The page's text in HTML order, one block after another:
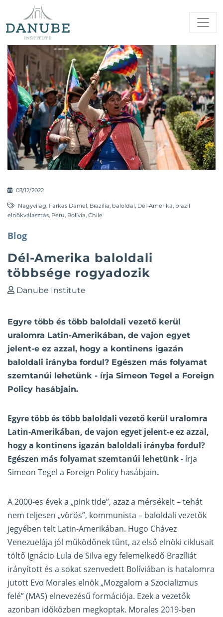
03/12/2022
Nagyvilág, Farkas Dániel, Brazília, baloldal, Dél-Amerika, brazil
elnökválasztás, Peru, Bolívia, Chile
Blog
Dél-Amerika baloldali
többsége rogyadozik
Danube Institute
Egyre több és több baloldali vezető kerül
uralomra Latin-Amerikában, de vajon egyet
jelent-e ez azzal, hogy a kontinens igazán
baloldali irányba fordul? Egészen más folyamat
szemtanúi lehetünk - írja Simeon Tegel a Foreign
Policy hasábjain.
Egyre több és több baloldali vezető kerül uralomra
Latin-Amerikában, de vajon egyet jelent-e ez azzal,
hogy a kontinens igazán baloldali irányba fordul?
Egészen más folyamat szemtanúi lehetünk - írja
Simeon Tegel a Foreign Policy hasábjain.
A 2000-es évek a „pink tide”, azaz a mérsékelt – tehát
nem teljesen „vörös”, kommunista – baloldali vezetők
jegyében telt Latin-Amerikában. Hugo Chávez
Venezuelája jól működőnek tűnt, az első elnöki ciklusait
töltő Ignácio Lula de Silva egy felemelkedő Brazíliát
irányított és a sokat szenvedett Bolíviában is hatalomra
jutott Evo Morales elnök „Mozgalom a Szocializmus
felé” (MAS) elnevezésű formációja. Ezek a vezetők
azonban időközben megkoptak. Morales 2019-ben